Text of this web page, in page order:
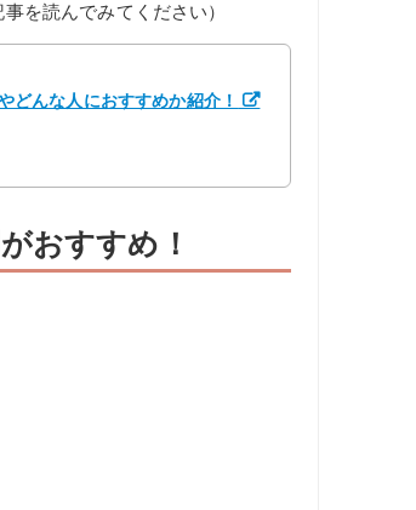
を読んでみてください）
どんな人におすすめか紹介！
おすすめ！